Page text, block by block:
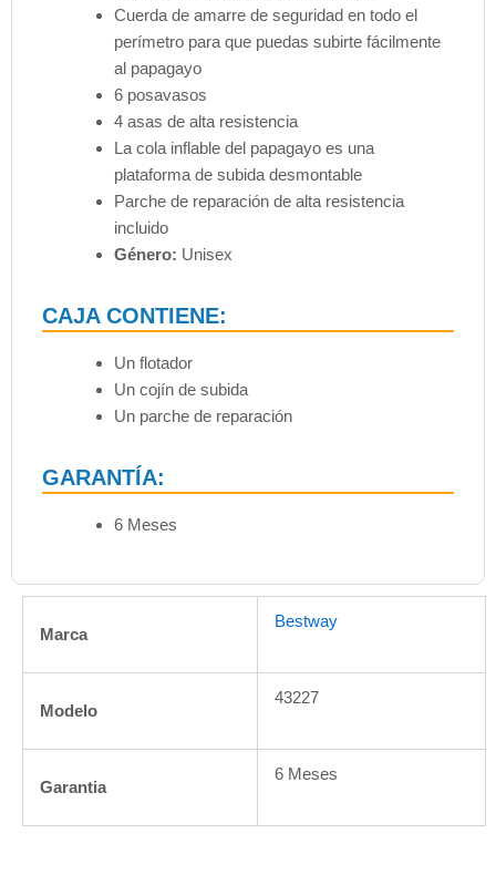
Cuerda de amarre de seguridad en todo el
perímetro para que puedas subirte fácilmente
al papagayo
6 posavasos
4 asas de alta resistencia
La cola inflable del papagayo es una
plataforma de subida desmontable
Parche de reparación de alta resistencia
incluido
Género: Unisex
CAJA CONTIENE:
Un flotador
Un cojín de subida
Un parche de reparación
GARANTÍA:
6 Meses
Marca
Bestway
Modelo
43227
Garantia
6 Meses